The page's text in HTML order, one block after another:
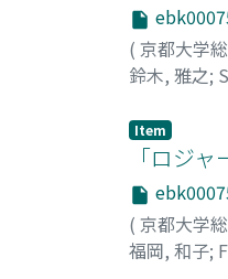
( 京都大学
鈴木, 雅之;
Item
「ロジ
( 京都大学
福岡, 和子;